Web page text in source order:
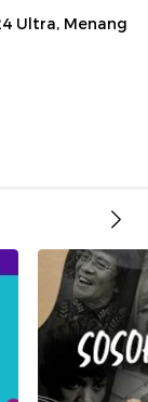
Ultra, Menang